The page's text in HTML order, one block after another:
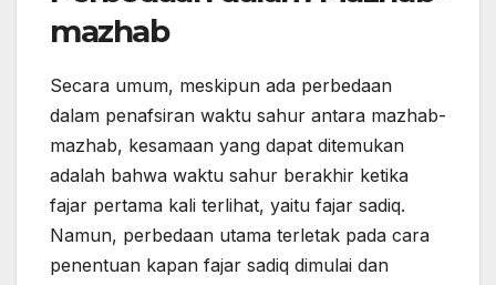
mazhab
Secara umum, meskipun ada perbedaan
dalam penafsiran waktu sahur antara mazhab-
mazhab, kesamaan yang dapat ditemukan
adalah bahwa waktu sahur berakhir ketika
fajar pertama kali terlihat, yaitu fajar sadiq.
Namun, perbedaan utama terletak pada cara
penentuan kapan fajar sadiq dimulai dan